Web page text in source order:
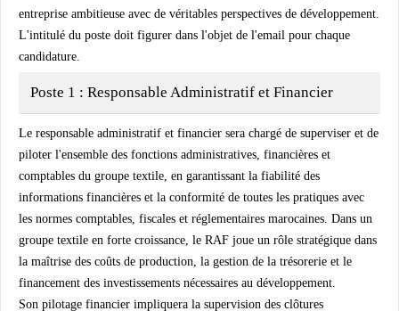
entreprise ambitieuse avec de véritables perspectives de développement.
L'intitulé du poste doit figurer dans l'objet de l'email pour chaque
candidature.
Poste 1 : Responsable Administratif et Financier
Le responsable administratif et financier sera chargé de superviser et de
piloter l'ensemble des fonctions administratives, financières et
comptables du groupe textile, en garantissant la fiabilité des
informations financières et la conformité de toutes les pratiques avec
les normes comptables, fiscales et réglementaires marocaines. Dans un
groupe textile en forte croissance, le RAF joue un rôle stratégique dans
la maîtrise des coûts de production, la gestion de la trésorerie et le
financement des investissements nécessaires au développement.
Son pilotage financier impliquera la supervision des clôtures